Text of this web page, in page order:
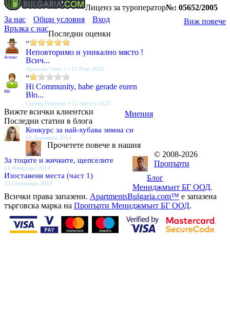
Лиценз за туроператор№: 05652/2005
Виж повече
За нас Общи условия
Вход
Връзка с нас
Последни оценки
Атанас
”
Неповторимо и уникално място !
Всич...
Престиж Сити 2 • 11 Юли 2026
PM
”
Hi Community, habe gerade euren
Blo...
Серена Резиденс • 13 Август 2025
Мнения
Вижте всички клиентски
Последни статии в блога
Конкурс за най-хубава зимна сн
09 Декември 2014
За тоците и жичките, щепселите
14 Февруари 2014
Изоставени места (част 1)
25 Септември 2013
Блог
Прочетете повече в нашия
© 2008-2026
Пропърти
Мениджмънт БГ ООД.
Всички права запазени. ApartmentsBulgaria.com™ е запазена
търговска марка на Пропърти Мениджмънт БГ ООД.